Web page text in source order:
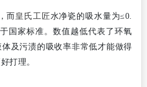
而 皇氏工匠水净瓷的吸水量为≤0.
国家标准。数值越低代表了环氧
及污渍的吸收率非常低才能做得
打理。